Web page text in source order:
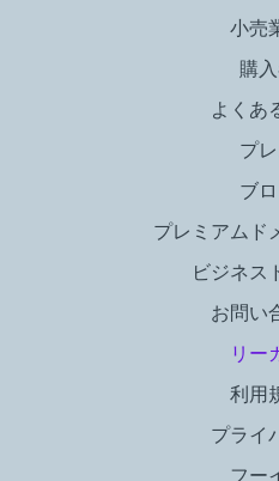
小売
購
よくあ
プ
ブ
プレミアムド
ビジネス
お問い
リー
利用
プライ
フー